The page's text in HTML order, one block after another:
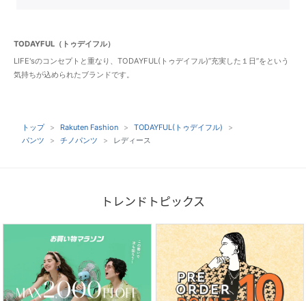
TODAYFUL（トゥデイフル）
LIFE'sのコンセプトと重なり、TODAYFUL(トゥデイフル)”充実した１日”をという
気持ちが込められたブランドです。
トップ Rakuten Fashion
TODAYFUL(トゥデイフル)
パンツ
チノパンツ レディース
トレンドトピックス